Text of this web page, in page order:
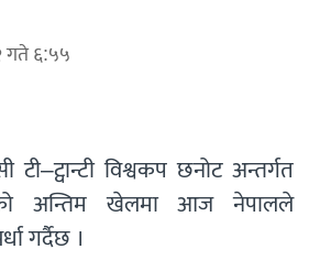
गते ६:५५
टी–ट्वान्टी विश्वकप छनोट अन्तर्गत
अन्तिम खेलमा आज नेपालले
गर्दैछ ।